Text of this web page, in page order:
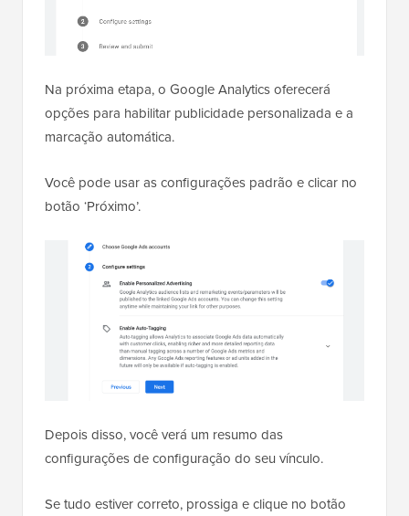
Na próxima etapa, o Google Analytics oferecerá
opções para habilitar publicidade personalizada e a
marcação automática.
Você pode usar as configurações padrão e clicar no
botão ‘Próximo’.
Depois disso, você verá um resumo das
configurações de configuração do seu vínculo.
Se tudo estiver correto, prossiga e clique no botão